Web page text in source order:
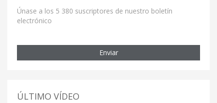
Únase a los 5 380 suscriptores de nuestro boletín
electrónico
Enviar
ÚLTIMO VÍDEO